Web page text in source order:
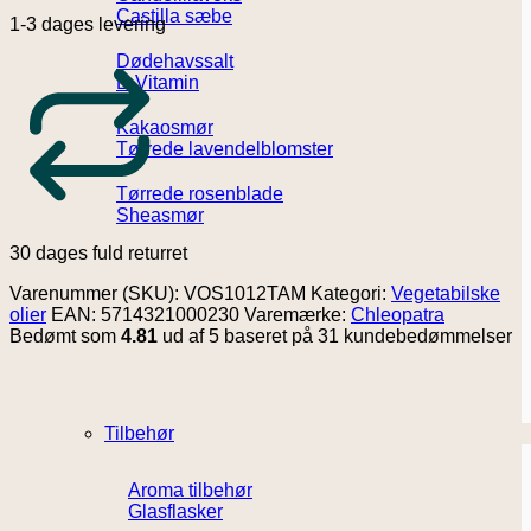
Castilla sæbe
Dødehavssalt
E-Vitamin
Kakaosmør
Tørrede lavendelblomster
Tørrede rosenblade
Sheasmør
Tilbehør
Aroma tilbehør
Glasflasker
1-3 dages levering
30 dages fuld returret
Varenummer (SKU): VOS1012TAM Kategori: Vegetabilske
olier EAN: 5714321000230 Varemærke: Chleopatra
Bedømt som 4.81 ud af 5 baseret på 31 kundebedømmelser